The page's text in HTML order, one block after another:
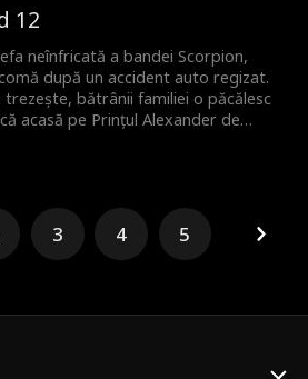
ei încep să apară scântei. Niciunul
seama că Alexander este de fapt
copilărie al lui Cathy, pe care l-au
tot timpul.
12
neînfricată a bandei Scorpion,
după un accident auto regizat.
trezește, bătrânii familiei o păcălesc
acasă pe Prințul Alexander de
seama că Alexander este de fapt
copilărie al lui Cathy, pe care l-au
tot timpul.
3 4 5